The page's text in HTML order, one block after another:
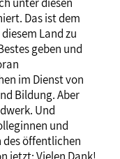
Das ist dem
Land zu
geben und
im Dienst von
Bildung. Aber
Und
und
des öffentlichen